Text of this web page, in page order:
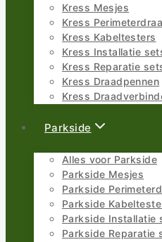
Kress Mesjes
Kress
Kress Kabeltesters
Kress Installatie
Kress Reparatie
Kress Draadpennen
Kress
Parkside
Alles voor Parkside
Parkside Mesjes
Parkside
Parkside
Parkside Installatie
Parkside Reparatie